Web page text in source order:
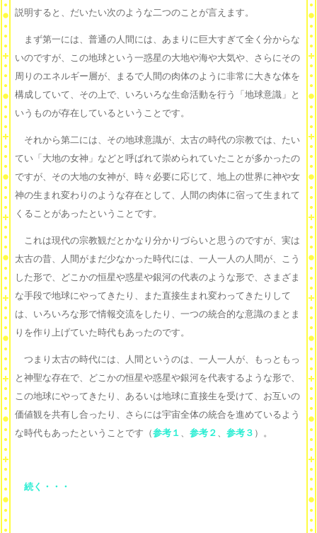
説明すると、だいたい次のような二つのことが言えます。
まず第一には、普通の人間には、あまりに巨大すぎて全く分からな
いのですが、この地球という一惑星の大地や海や大気や、さらにその
周りのエネルギー層が、まるで人間の肉体のように非常に大きな体を
構成していて、その上で、いろいろな生命活動を行う「地球意識」と
いうものが存在しているということです。
それから第二には、その地球意識が、太古の時代の宗教では、たい
てい「大地の女神」などと呼ばれて崇められていたことが多かったの
ですが、その大地の女神が、時々必要に応じて、地上の世界に神や女
神の生まれ変わりのような存在として、人間の肉体に宿って生まれて
くることがあったということです。
これは現代の宗教観だとかなり分かりづらいと思うのですが、実は
太古の昔、人間がまだ少なかった時代には、一人一人の人間が、こう
した形で、どこかの恒星や惑星や銀河の代表のような形で、さまざま
な手段で地球にやってきたり、また直接生まれ変わってきたりして
は、いろいろな形で情報交流をしたり、一つの統合的な意識のまとま
りを作り上げていた時代もあったのです。
つまり太古の時代には、人間というのは、一人一人が、もっともっ
と神聖な存在で、どこかの恒星や惑星や銀河を代表するような形で、
この地球にやってきたり、あるいは地球に直接生を受けて、お互いの
価値観を共有し合ったり、さらには宇宙全体の統合を進めているよう
な時代もあったということです（参考１ 、 参考２ 、 参考３ ）。
続く・・・